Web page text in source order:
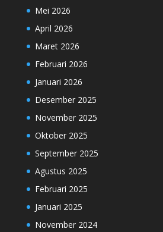
Mei 2026
April 2026
Maret 2026
Februari 2026
Januari 2026
Desember 2025
November 2025
Oktober 2025
September 2025
Agustus 2025
Februari 2025
Januari 2025
November 2024